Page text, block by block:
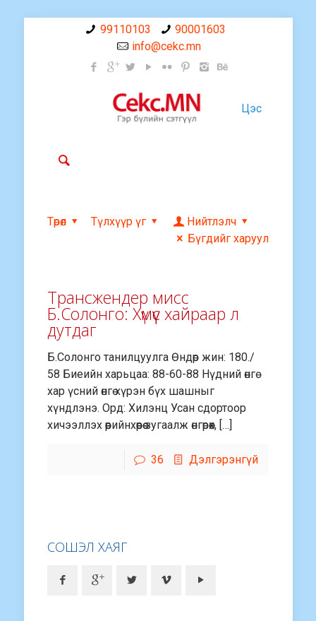
99110103
90001603
info@cekc.mn
Цэс
Төрөл Түлхүүр үг
Нийтлэлч
Бүгдийг харуул
Трансжендер мисс
Б.Солонго: Хүмүүс хайраар л
дутдаг
Б.Солонго танилцуулга Өндөр жин: 180./
58 Биеийн харьцаа: 88-60-88 Нүдний өнгө
хар үсний өнгө хүрэн бүх шашныг
хүндлэнэ. Орд: Хилэнц Усан сдортоор
хичээллэх өөрийнхөөрөө зугаалж өнгөрөөх, […]
36 Дэлгэрэнгүй
СОШЭЛ ХАЯГ